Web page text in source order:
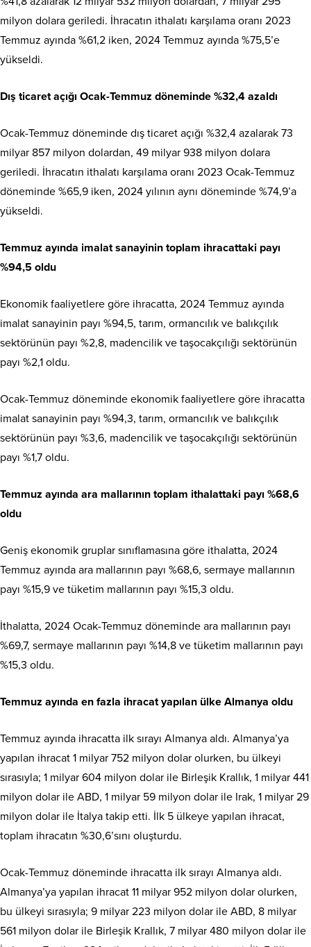
milyon dolara geriledi. İhracatın ithalatı karşılama oranı 2023
Temmuz ayında %61,2 iken, 2024 Temmuz ayında %75,5’e
yükseldi.
Dış ticaret açığı Ocak-Temmuz döneminde %32,4 azaldı
Ocak-Temmuz döneminde dış ticaret açığı %32,4 azalarak 73
milyar 857 milyon dolardan, 49 milyar 938 milyon dolara
geriledi. İhracatın ithalatı karşılama oranı 2023 Ocak-Temmuz
döneminde %65,9 iken, 2024 yılının aynı döneminde %74,9’a
yükseldi.
Temmuz ayında imalat sanayinin toplam ihracattaki payı
%94,5 oldu
Ekonomik faaliyetlere göre ihracatta, 2024 Temmuz ayında
imalat sanayinin payı %94,5, tarım, ormancılık ve balıkçılık
sektörünün payı %2,8, madencilik ve taşocakçılığı sektörünün
payı %2,1 oldu.
Ocak-Temmuz döneminde ekonomik faaliyetlere göre ihracatta
imalat sanayinin payı %94,3, tarım, ormancılık ve balıkçılık
sektörünün payı %3,6, madencilik ve taşocakçılığı sektörünün
payı %1,7 oldu.
Temmuz ayında ara mallarının toplam ithalattaki payı %68,6
oldu
Geniş ekonomik gruplar sınıflamasına göre ithalatta, 2024
Temmuz ayında ara mallarının payı %68,6, sermaye mallarının
payı %15,9 ve tüketim mallarının payı %15,3 oldu.
İthalatta, 2024 Ocak-Temmuz döneminde ara mallarının payı
%69,7, sermaye mallarının payı %14,8 ve tüketim mallarının payı
%15,3 oldu.
Temmuz ayında en fazla ihracat yapılan ülke Almanya oldu
Temmuz ayında ihracatta ilk sırayı Almanya aldı. Almanya’ya
yapılan ihracat 1 milyar 752 milyon dolar olurken, bu ülkeyi
sırasıyla; 1 milyar 604 milyon dolar ile Birleşik Krallık, 1 milyar 441
milyon dolar ile ABD, 1 milyar 59 milyon dolar ile Irak, 1 milyar 29
milyon dolar ile İtalya takip etti. İlk 5 ülkeye yapılan ihracat,
toplam ihracatın %30,6’sını oluşturdu.
Ocak-Temmuz döneminde ihracatta ilk sırayı Almanya aldı.
Almanya’ya yapılan ihracat 11 milyar 952 milyon dolar olurken,
bu ülkeyi sırasıyla; 9 milyar 223 milyon dolar ile ABD, 8 milyar
561 milyon dolar ile Birleşik Krallık, 7 milyar 480 milyon dolar ile